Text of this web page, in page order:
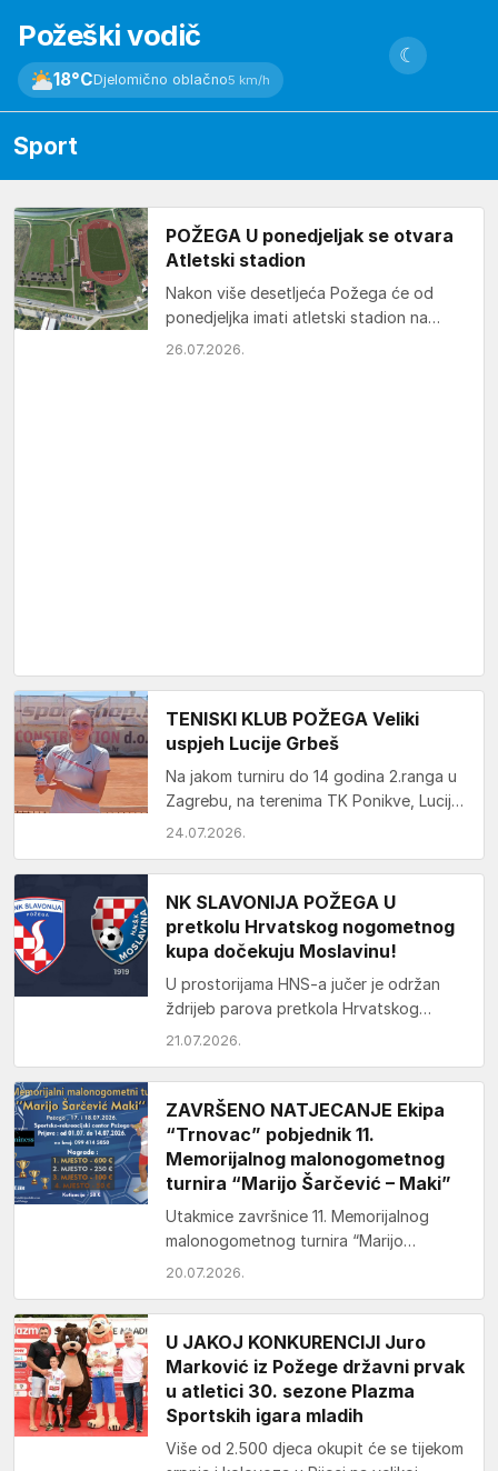
Požeški vodič
18°CDjelomično oblačno5 km/h
☾
Sport
POŽEGA U ponedjeljak se otvara
Atletski stadion
Nakon više desetljeća Požega će od
ponedjeljka imati atletski stadion na
korištenje svim građanima.
26.07.2026.
TENISKI KLUB POŽEGA Veliki
uspjeh Lucije Grbeš
Na jakom turniru do 14 godina 2.ranga u
Zagrebu, na terenima TK Ponikve, Lucija
Grbeš je osvojila 2.mjesto u
24.07.2026.
NK SLAVONIJA POŽEGA U
pretkolu Hrvatskog nogometnog
kupa dočekuju Moslavinu!
U prostorijama HNS-a jučer je održan
ždrijeb parova pretkola Hrvatskog
nogometnog kupa u sezoni 2026./27.
21.07.2026.
ZAVRŠENO NATJECANJE Ekipa
“Trnovac” pobjednik 11.
Memorijalnog malonogometnog
turnira “Marijo Šarčević – Maki”
Utakmice završnice 11. Memorijalnog
malonogometnog turnira “Marijo
Šarčević – Maki” su zbog jake kiše i
Tomislav Pirc.…
20.07.2026.
U JAKOJ KONKURENCIJI Juro
Marković iz Požege državni prvak
u atletici 30. sezone Plazma
Sportskih igara mladih
Više od 2.500 djeca okupit će se tijekom